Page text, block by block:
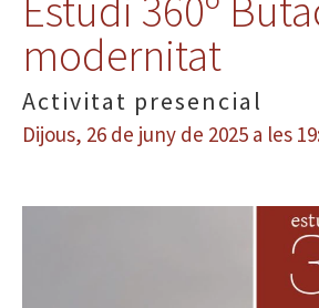
Estudi 360º
modernitat
Activitat presencial
Dijous, 26 de juny de 2025 a les